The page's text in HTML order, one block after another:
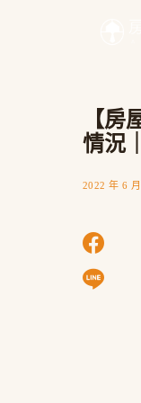
【
情況
2022 年 6